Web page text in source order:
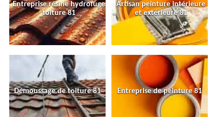
Entreprise résine hydrofuge
toiture 81
Artisan peinture intérieure
et extérieure 81
Démoussage de toiture 81 Entreprise de peinture 81